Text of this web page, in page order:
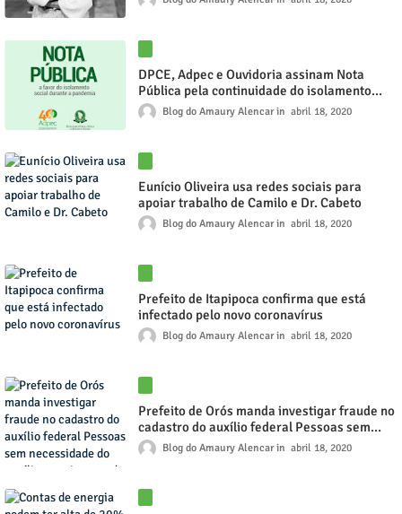
DPCE, Adpec e Ouvidoria assinam Nota
Pública pela continuidade do isolamento
socialBlog do Amaury Alencar abril 18, 2020
Eunício Oliveira usa redes sociais para
apoiar trabalho de Camilo e Dr. Cabeto
Blog do Amaury Alencar abril 18, 2020
Prefeito de Itapipoca confirma que está
infectado pelo novo coronavírus
Blog do Amaury Alencar abril 18, 2020
Prefeito de Orós manda investigar fraude no
cadastro do auxílio federal Pessoas sem
necessidade do auxílio estariam sendo
incluídas no Cadastro da prefeitura
Blog do Amaury Alencar abril 18, 2020